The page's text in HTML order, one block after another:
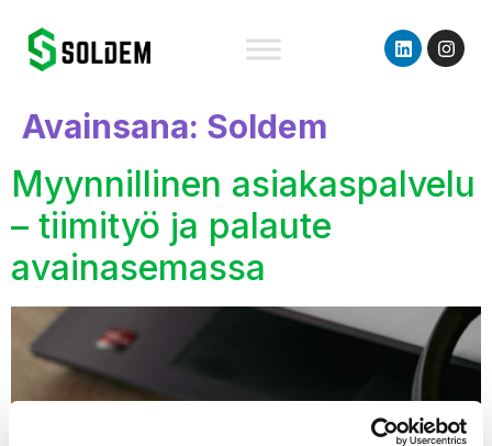
Avainsana: Soldem
Myynnillinen asiakaspalvelu
– tiimityö ja palaute
avainasemassa